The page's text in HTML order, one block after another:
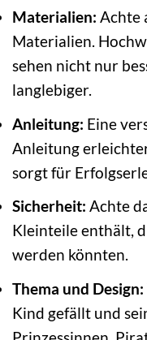
Materialien: Achte
Materialien.
sehen nicht nur
langlebiger.
Anleitung: Eine
Anleitung
sorgt für
Sicherheit: Achte
Kleinteile enthält,
werden könnten.
Thema und Design:
Kind gefällt und